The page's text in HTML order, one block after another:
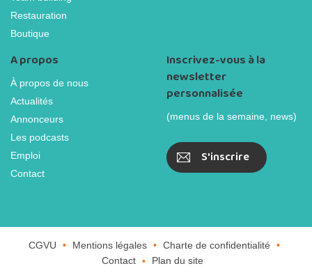
Restauration
Boutique
A propos
À propos de nous
Actualités
Annonceurs
Les podcasts
Emploi
Contact
Inscrivez-vous à la
newsletter
personnalisée
(menus de la semaine, news)
S'inscrire
CGVU Mentions légales
Charte de confidentialité
Contact
Plan du site